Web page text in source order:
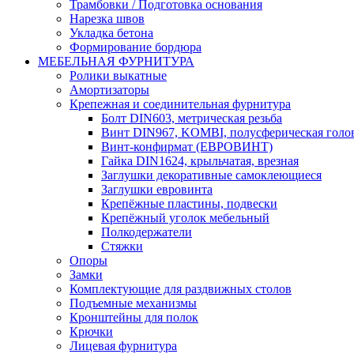
Трамбовки / Подготовка основания
Нарезка швов
Укладка бетона
Формирование бордюра
МЕБЕЛЬНАЯ ФУРНИТУРА
Ролики выкатные
Амортизаторы
Крепежная и соединительная фурнитура
Болт DIN603, метрическая резьба
Винт DIN967, KOMBI, полусферическая
Винт-конфирмат (ЕВРОВИНТ)
Гайка DIN1624, крыльчатая, врезная
Заглушки декоративные самоклеющиеся
Заглушки евровинта
Крепёжные пластины, подвески
Крепёжный уголок мебельный
Полкодержатели
Стяжки
Опоры
Замки
Комплектующие для раздвижных столов
Подъемные механизмы
Кронштейны для полок
Крючки
Лицевая фурнитура